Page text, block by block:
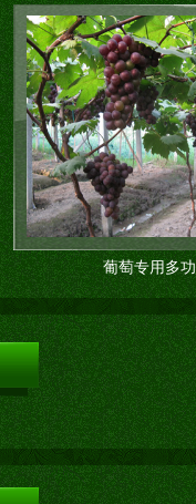
葡萄专用多功能棚膜